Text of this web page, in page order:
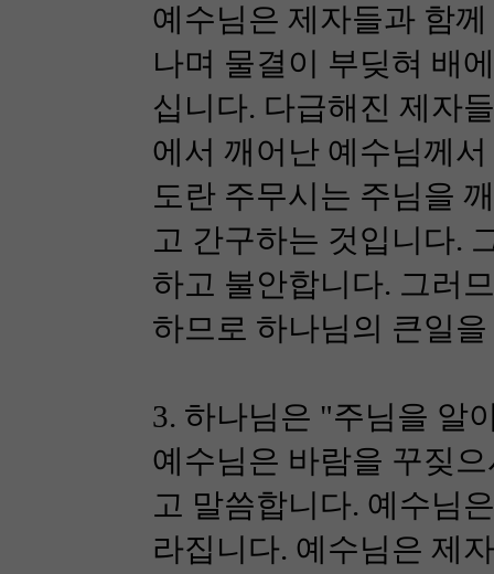
예수님은 제자들과 함
나며 물결이 부딪혀 배
십니다. 다급해진 제자
에서 깨어난 예수님께
도란 주무시는 주님을
고 간구하는 것입니다.
하고 불안합니다. 그러
하므로 하나님의 큰일
3. 하나님은 "주님을 알
예수님은 바람을 꾸짖
고 말씀합니다. 예수님
라집니다. 예수님은 제